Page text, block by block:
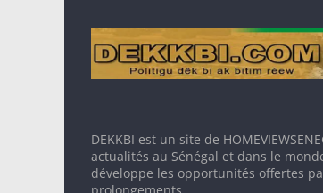
DEKKBI est un site de
actualités au Sénégal et dans le
développe les opportunités offertes